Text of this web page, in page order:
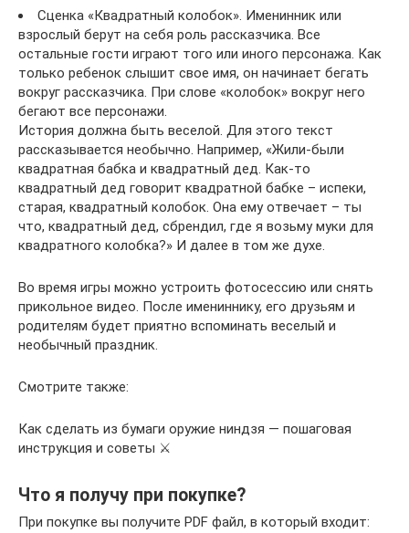
Сценка «Квадратный колобок». Именинник или
взрослый берут на себя роль рассказчика. Все
остальные гости играют того или иного персонажа. Как
только ребенок слышит свое имя, он начинает бегать
вокруг рассказчика. При слове «колобок» вокруг него
бегают все персонажи.
История должна быть веселой. Для этого текст
рассказывается необычно. Например, «Жили-были
квадратная бабка и квадратный дед. Как-то
квадратный дед говорит квадратной бабке – испеки,
старая, квадратный колобок. Она ему отвечает – ты
что, квадратный дед, сбрендил, где я возьму муки для
квадратного колобка?» И далее в том же духе.
Во время игры можно устроить фотосессию или снять
прикольное видео. После имениннику, его друзьям и
родителям будет приятно вспоминать веселый и
необычный праздник.
Смотрите также:
Как сделать из бумаги оружие ниндзя — пошаговая
инструкция и советы ⚔
Что я получу при покупке?
При покупке вы получите PDF файл, в который входит: